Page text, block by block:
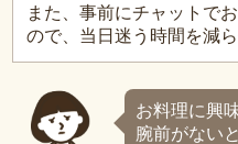
また、事前にチャットで
ので、当日迷う時間を減ら
お料理に興
腕前がない